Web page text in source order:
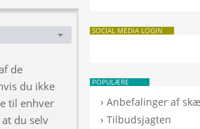
de
du ikke
til enhver
du selv
SOCIAL MEDIA LOGIN
POPULÆRE
›Anbefalinger af
›Tilbudsjagten